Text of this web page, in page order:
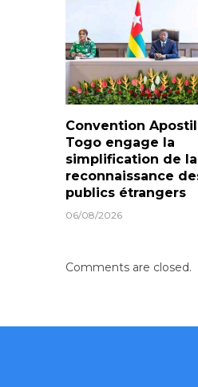
Convention
Togo engage la
simplification de la
reconnaissance
publics étrangers
06/08/2026
Comments are closed.